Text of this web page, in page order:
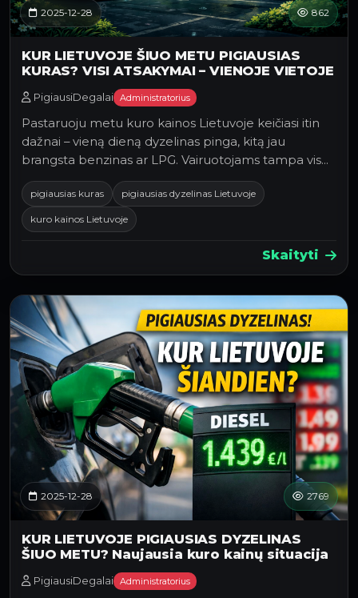
2025-12-28 862
KUR LIETUVOJE ŠIUO METU PIGIAUSIAS
KURAS? VISI ATSAKYMAI – VIENOJE VIETOJE
PigiausiDegalai Administratorius
Pastaruoju metu kuro kainos Lietuvoje keičiasi itin
dažnai – vieną dieną dyzelinas pinga, kitą jau
brangsta benzinas ar LPG. Vairuotojams tampa vis
su…
pigiausias kuras pigiausias dyzelinas Lietuvoje
kuro kainos Lietuvoje
Skaityti
2025-12-28 2769
KUR LIETUVOJE PIGIAUSIAS DYZELINAS
ŠIUO METU? Naujausia kuro kainų situacija
PigiausiDegalai Administratorius